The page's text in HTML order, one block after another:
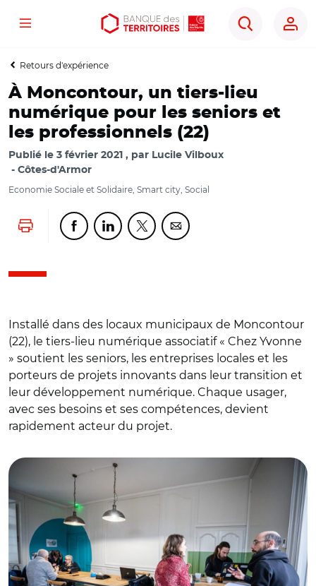
Aller
contenu
Aller
menu
Ouvrir
outils
Menu
Rechercher
Retours d'expérience
À Moncontour, un tiers-lieu
numérique pour les seniors et
les professionnels (22)
Publié le 3 février 2021 par Lucile Vilboux
Côtes-d'Armor
Economie Sociale et Solidaire, Smart city, Social
Lancer l'impressionPartager cette page sur Facebook
Partager cette page sur Linkedin
Partager cette page sur Twitter
Partager cette page sur
Installé dans des locaux municipaux de Moncontour
(22), le tiers-lieu numérique associatif « Chez Yvonne
» soutient les seniors, les entreprises locales et les
porteurs de projets innovants dans leur transition et
leur développement numérique. Chaque usager,
avec ses besoins et ses compétences, devient
rapidement acteur du projet.